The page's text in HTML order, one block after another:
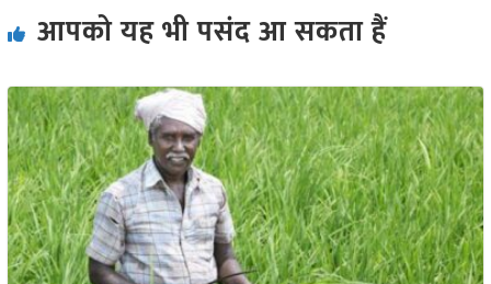
आपको यह भी पसंद आ सकता हैं